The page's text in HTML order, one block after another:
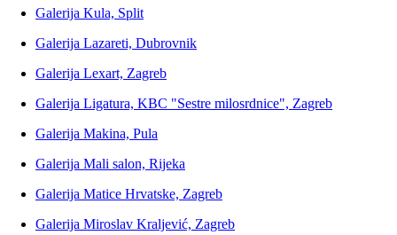
Galerija Kula, Split
Galerija Lazareti, Dubrovnik
Galerija Lexart, Zagreb
Galerija Ligatura, KBC "Sestre milosrdnice", Zagreb
Galerija Makina, Pula
Galerija Mali salon, Rijeka
Galerija Matice Hrvatske, Zagreb
Galerija Miroslav Kraljević, Zagreb